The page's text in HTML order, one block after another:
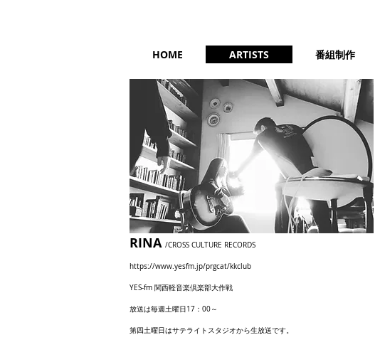
HOME ARTISTS 番組制作
​RINA /CROSS CULTURE RECORDS
https://www.yesfm.jp/prgcat/kkclub
YES-fm 関西軽音楽倶楽部大作戦
放送は毎週土曜日17：00～
第四土曜日はサテライトスタジオから生放送です。